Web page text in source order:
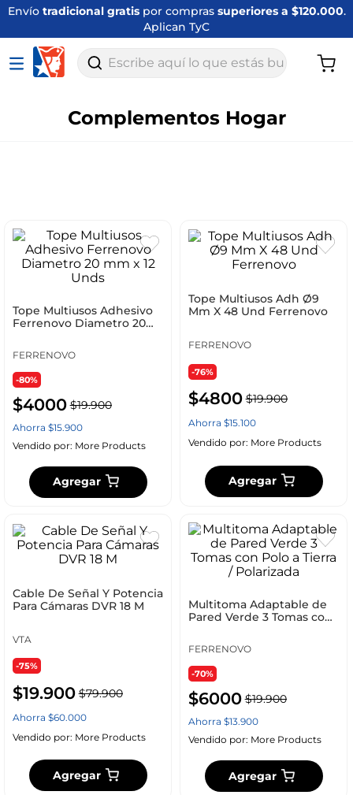
Envío tradicional gratispor compras superiores a $120.000.
Aplican TyC
Escribe aquí lo que estás buscando
Complementos Hogar
Tope Multiusos Adhesivo
Ferrenovo Diametro 20
FERRENOVO
-80%
$4000 $19.900
Ahorra $15.900
Vendido por: More Products
Agregar
Tope Multiusos Adh Ø9
Mm X 48 Und Ferrenovo
FERRENOVO
-76%
$4800 $19.900
Ahorra $15.100
Vendido por: More Products
Agregar
Cable De Señal Y Potencia
Para Cámaras DVR 18 M
VTA
-75%
$19.900 $79.900
Ahorra $60.000
Vendido por: More Products
Agregar
Multitoma Adaptable de
Pared Verde 3 Tomas con
FERRENOVO
-70%
$6000 $19.900
Ahorra $13.900
Vendido por: More Products
Agregar